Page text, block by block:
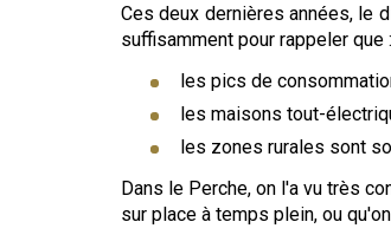
Ces deux dernières années, le
suffisamment pour rappeler que :
les pics de
les maisons tout-
les zones rurales sont
Dans le Perche, on l'a vu très
sur place à temps plein, ou